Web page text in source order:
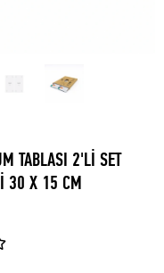
TABLASI 2'Lİ SET
30 X 15 CM